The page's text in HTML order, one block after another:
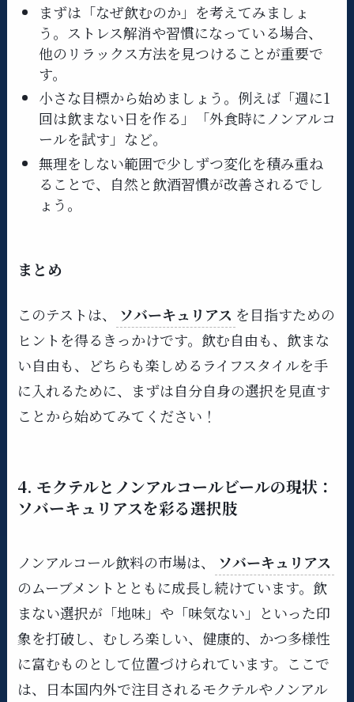
まずは「なぜ飲むのか」を考えてみましょ
う。ストレス解消や習慣になっている場合、
他のリラックス方法を見つけることが重要で
す。
小さな目標から始めましょう。例えば「週に1
回は飲まない日を作る」「外食時にノンアルコ
ールを試す」など。
無理をしない範囲で少しずつ変化を積み重ね
ることで、自然と飲酒習慣が改善されるでし
ょう。
まとめ
このテストは、 ソバーキュリアス を目指すための
ヒントを得るきっかけです。飲む自由も、飲まな
い自由も、どちらも楽しめるライフスタイルを手
に入れるために、まずは自分自身の選択を見直す
ことから始めてみてください！
4. モクテルとノンアルコールビールの現状：
ソバーキュリアスを彩る選択肢
ノンアルコール飲料の市場は、
ソバーキュリアス
のムーブメントとともに成長し続けています。飲
まない選択が「地味」や「味気ない」といった印
象を打破し、むしろ楽しい、健康的、かつ多様性
に富むものとして位置づけられています。ここで
は、日本国内外で注目されるモクテルやノンアル